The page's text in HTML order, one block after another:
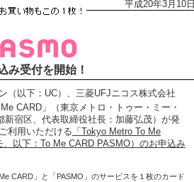
平成20年3月10日
み受付を開始！
（以下：UC）、三菱UFJニコス株式会社
CARD」（東京メトロ・トゥー・ミー・
宿区、代表取締役社長：加藤弘茂）が発
利用いただける 「Tokyo Metro To Me
以下：To Me CARD PASMO）のお申込み
CARD」と「PASMO」のサービスを１枚のカード